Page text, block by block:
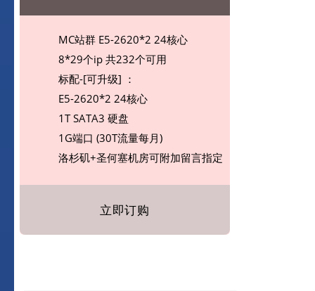
MC站群 E5-2620*2 24核心
8*29个ip 共232个可用
标配-[可升级] ：
E5-2620*2 24核心
1T SATA3 硬盘
1G端口 (30T流量每月)
洛杉矶+圣何塞机房可附加留言指定
立即订购